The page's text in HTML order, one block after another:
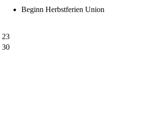
Beginn Herbstferien Union
23
30